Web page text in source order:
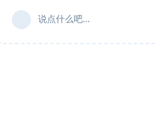
说点什么吧...